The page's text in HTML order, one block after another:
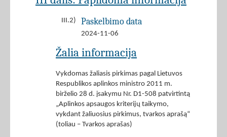
III.2) Paskelbimo data
2024-11-06
Žalia informacija
Vykdomas žaliasis pirkimas pagal Lietuvos
Respublikos aplinkos ministro 2011 m.
birželio 28 d. įsakymu Nr. D1-508 patvirtintą
„Aplinkos apsaugos kriterijų taikymo,
vykdant žaliuosius pirkimus, tvarkos aprašą“
(toliau – Tvarkos aprašas)